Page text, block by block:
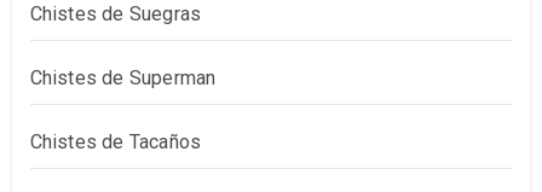
Chistes de Suegras
Chistes de Superman
Chistes de Tacaños